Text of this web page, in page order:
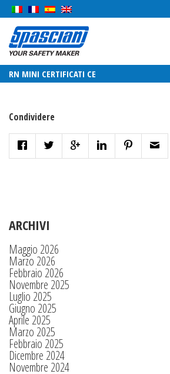
RN MINI CERTIFICATI CE
Condividere
ARCHIVI
Maggio 2026
Marzo 2026
Febbraio 2026
Novembre 2025
Luglio 2025
Giugno 2025
Aprile 2025
Marzo 2025
Febbraio 2025
Dicembre 2024
Novembre 2024